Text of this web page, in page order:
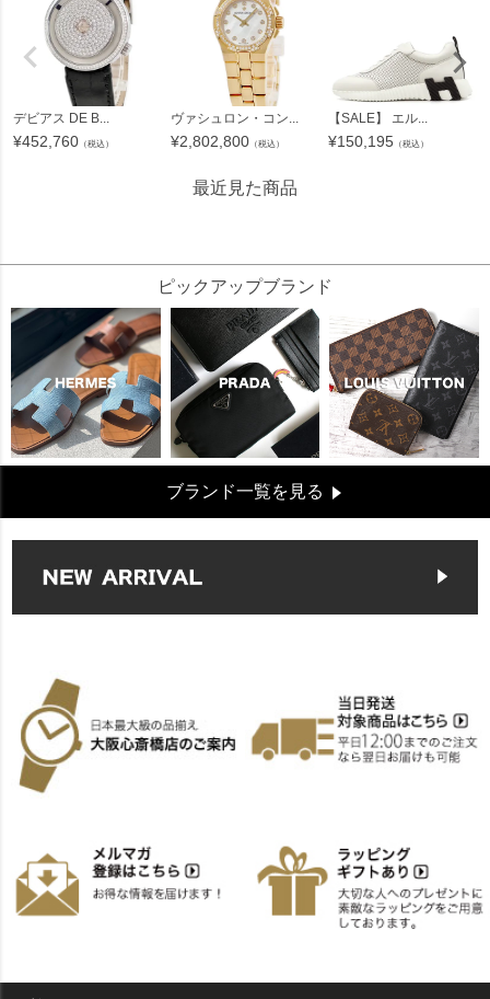
デビアス DE B...
¥452,760 （税込）
ヴァシュロン・コン...
¥2,802,800 （税込）
【SALE】 エル...
¥150,195 （税込）
最近見た商品
ピックアップブランド
ブランド一覧を見る